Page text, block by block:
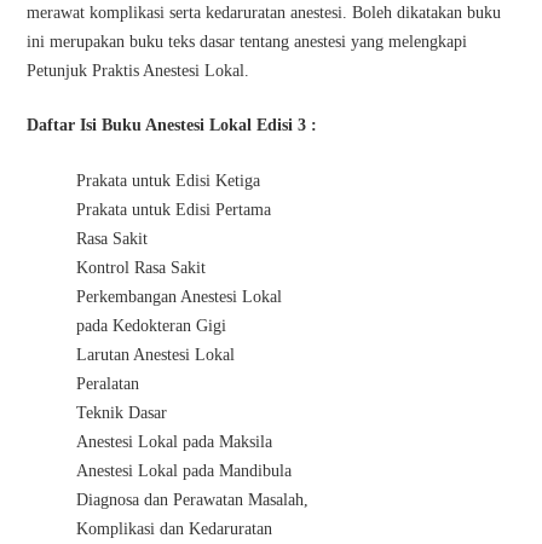
merawat komplikasi serta kedaruratan anestesi. Boleh dikatakan buku
ini merupakan buku teks dasar tentang anestesi yang melengkapi
Petunjuk Praktis Anestesi Lokal.
Daftar Isi Buku Anestesi Lokal Edisi 3 :
Prakata untuk Edisi Ketiga
Prakata untuk Edisi Pertama
Rasa Sakit
Kontrol Rasa Sakit
Perkembangan Anestesi Lokal
pada Kedokteran Gigi
Larutan Anestesi Lokal
Peralatan
Teknik Dasar
Anestesi Lokal pada Maksila
Anestesi Lokal pada Mandibula
Diagnosa dan Perawatan Masalah,
Komplikasi dan Kedaruratan